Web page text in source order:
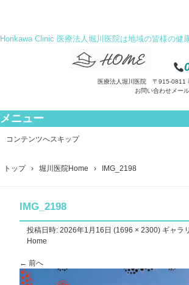
Horikawa Clinic 医療法人堀川医院は地域の皆様の健
医療法人堀川医院 〒915-0811
お問い合わせメー
メニュー
コンテンツへスキップ
トップ › 堀川医院Home › IMG_2198
IMG_2198
投稿日時: 2026年1月16日 (1696 × 2300) ギャラ
Home
← 前へ